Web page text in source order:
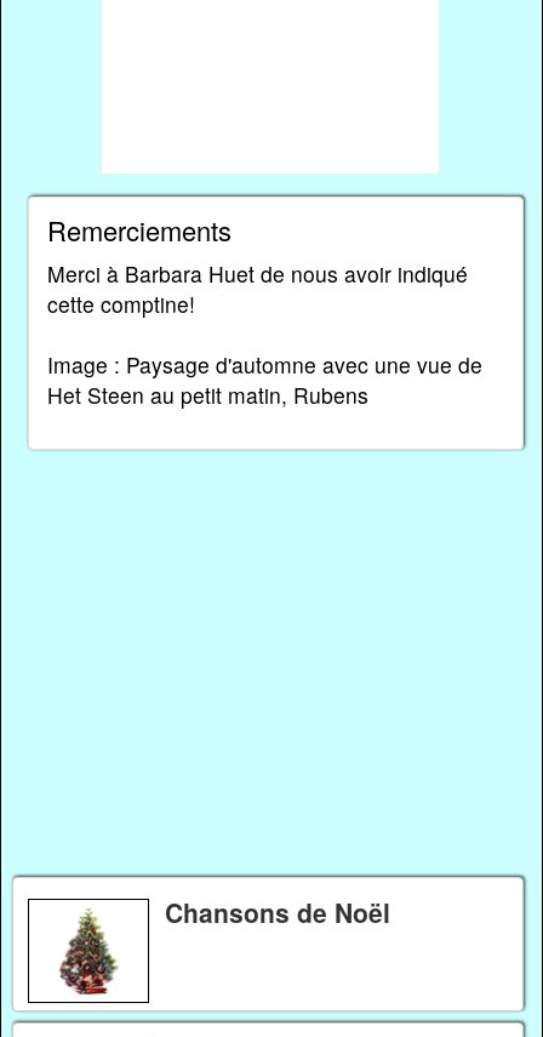
Remerciements
Merci à Barbara Huet de nous avoir indiqué
cette comptine!
Image : Paysage d'automne avec une vue de
Het Steen au petit matin, Rubens
Chansons de Noël